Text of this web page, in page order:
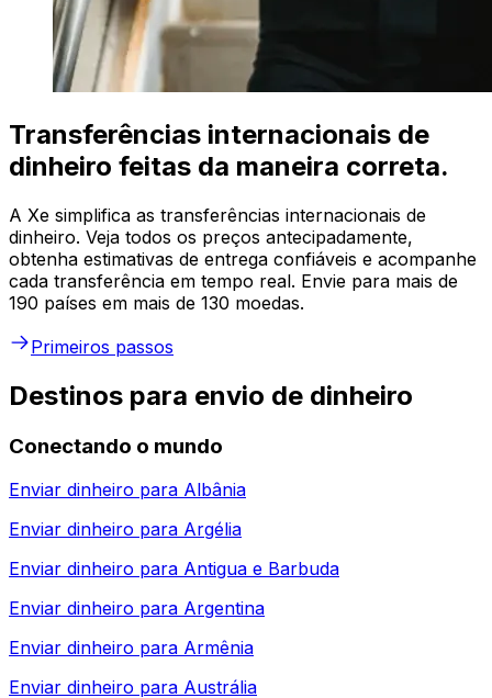
Transferências internacionais de
dinheiro feitas da maneira correta.
A Xe simplifica as transferências internacionais de
dinheiro. Veja todos os preços antecipadamente,
obtenha estimativas de entrega confiáveis e acompanhe
cada transferência em tempo real. Envie para mais de
190 países em mais de 130 moedas.
Primeiros passos
Destinos para envio de dinheiro
Conectando o mundo
Enviar dinheiro para Albânia
Enviar dinheiro para Argélia
Enviar dinheiro para Antigua e Barbuda
Enviar dinheiro para Argentina
Enviar dinheiro para Armênia
Enviar dinheiro para Austrália